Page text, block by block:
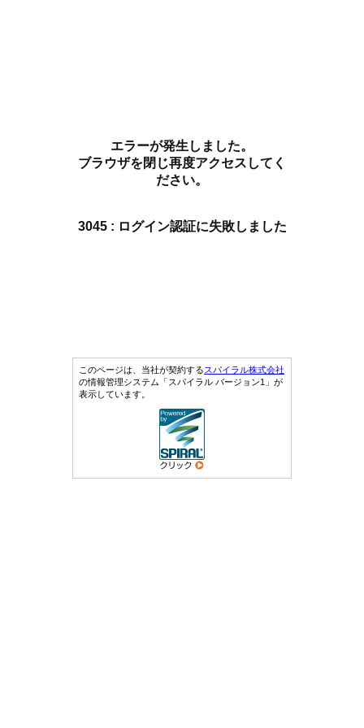
エラーが発生しました。
ブラウザを閉じ再度アクセスしてく
ださい。
3045 : ログイン認証に失敗しました
このページは、当社が契約するスパイラル株式会社
の情報管理システム「スパイラル バージョン1」が
表示しています。